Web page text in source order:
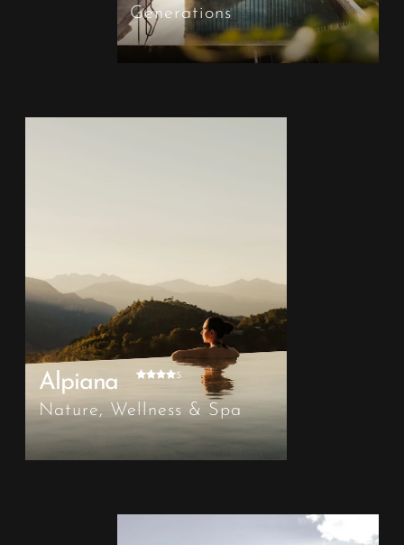
Generations
Alpiana s
Nature, Wellness & Spa